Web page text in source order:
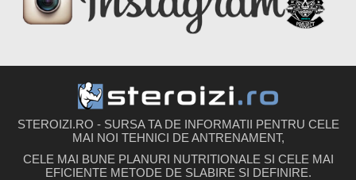
STEROIZI.RO - SURSA TA DE INFORMATII PENTRU CELE
MAI NOI TEHNICI DE ANTRENAMENT,
CELE MAI BUNE PLANURI NUTRITIONALE SI CELE MAI
EFICIENTE METODE DE SLABIRE SI DEFINIRE.